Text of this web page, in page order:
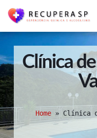
Clínica
Home » Clínica